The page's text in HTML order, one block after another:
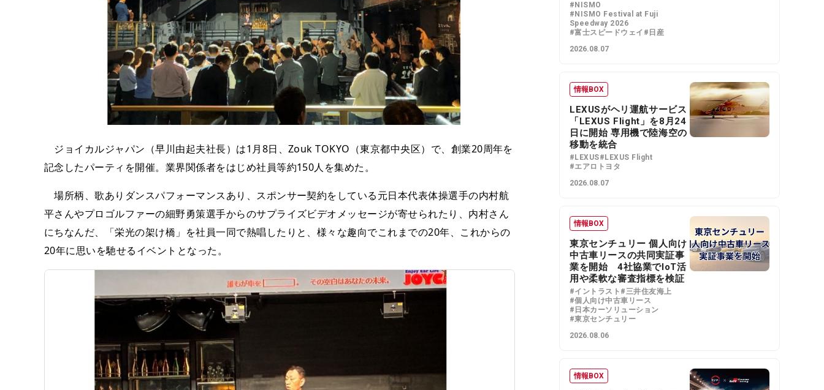
ジョイカルジャパン（早川由起夫社長）は1月8日、Zouk TOKYO（東京都中央区）で、創業20周年を
記念したパーティを開催。業界関係者をはじめ社員等約150人を集めた。
場所柄、歌ありダンスパフォーマンスあり、スポンサー契約をしている元日本代表体操選手の内村航
平さんやプロゴルファーの細野勇策選手からのサプライズビデオメッセージが寄せられたり、内村さん
にちなんだ、「栄光の架け橋」を社員一同で熱唱したりと、様々な趣向でこれまでの20年、これからの
20年に思いを馳せるイベントとなった。
#NISMO
#NISMO Festival at Fuji
Speedway 2026
#富士スピードウェイ #日産
2026.08.07
情報BOX
LEXUSがヘリ運航サービス
「LEXUS Flight」を8月24
日に開始 専用機で陸海空の
移動を統合
#LEXUS#LEXUS Flight
#エアロトヨタ
2026.08.07
情報BOX
東京センチュリー 個人向け
中古車リースの共同実証事
業を開始 4社協業でIoT活
用や柔軟な審査指標を検証
#イントラスト #三井住友海上
#個人向け中古車リース
#日本カーソリューション
#東京センチュリー
2026.08.06
情報BOX